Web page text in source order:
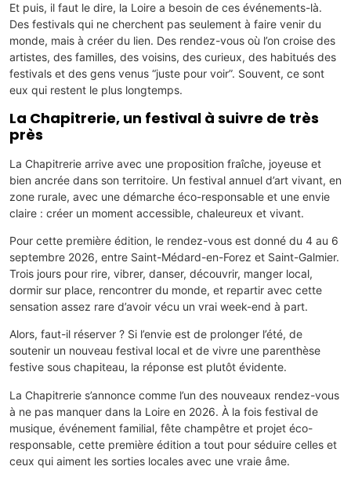
Et puis, il faut le dire, la Loire a besoin de ces événements-là.
Des festivals qui ne cherchent pas seulement à faire venir du
monde, mais à créer du lien. Des rendez-vous où l’on croise des
artistes, des familles, des voisins, des curieux, des habitués des
festivals et des gens venus “juste pour voir”. Souvent, ce sont
eux qui restent le plus longtemps.
La Chapitrerie, un festival à suivre de très
près
La Chapitrerie arrive avec une proposition fraîche, joyeuse et
bien ancrée dans son territoire. Un festival annuel d’art vivant, en
zone rurale, avec une démarche éco-responsable et une envie
claire : créer un moment accessible, chaleureux et vivant.
Pour cette première édition, le rendez-vous est donné du 4 au 6
septembre 2026, entre Saint-Médard-en-Forez et Saint-Galmier.
Trois jours pour rire, vibrer, danser, découvrir, manger local,
dormir sur place, rencontrer du monde, et repartir avec cette
sensation assez rare d’avoir vécu un vrai week-end à part.
Alors, faut-il réserver ? Si l’envie est de prolonger l’été, de
soutenir un nouveau festival local et de vivre une parenthèse
festive sous chapiteau, la réponse est plutôt évidente.
La Chapitrerie s’annonce comme l’un des nouveaux rendez-vous
à ne pas manquer dans la Loire en 2026. À la fois festival de
musique, événement familial, fête champêtre et projet éco-
responsable, cette première édition a tout pour séduire celles et
ceux qui aiment les sorties locales avec une vraie âme.